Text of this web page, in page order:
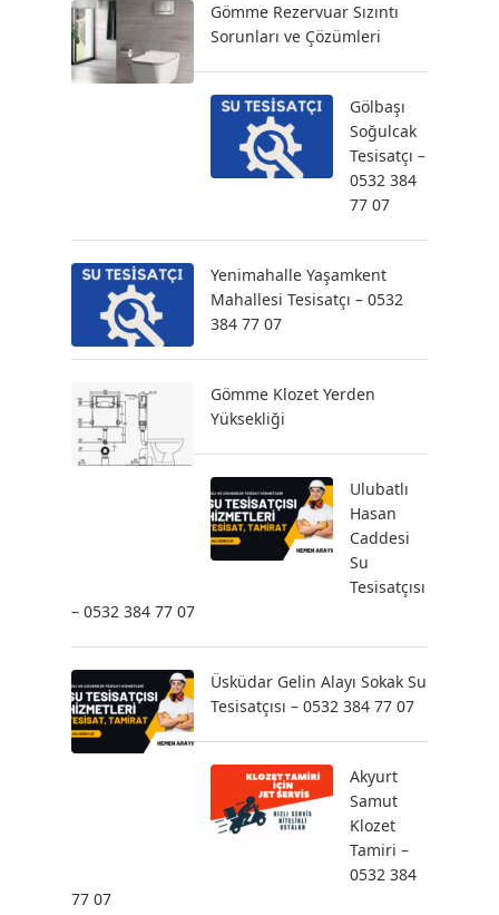
Gömme Rezervuar Sızıntı
Sorunları ve Çözümleri
Gölbaşı
Soğulcak
Tesisatçı –
0532 384
77 07
Yenimahalle Yaşamkent
Mahallesi Tesisatçı – 0532
384 77 07
Gömme Klozet Yerden
Yüksekliği
Ulubatlı
Hasan
Caddesi
Su
Tesisatçısı
– 0532 384 77 07
Üsküdar Gelin Alayı Sokak Su
Tesisatçısı – 0532 384 77 07
Akyurt
Samut
Klozet
Tamiri –
0532 384
77 07